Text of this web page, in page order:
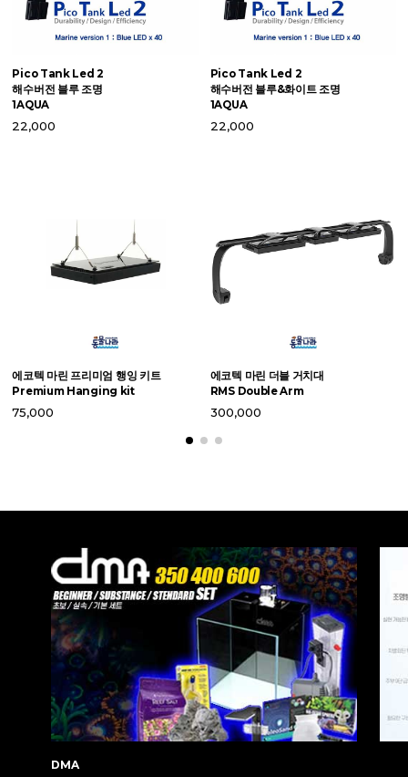
Pico Tank Led 2
해수버전 블루 조명
1AQUA
22,000
Pico Tank Led 2
해수버전 블루&화이트 조명
1AQUA
22,000
에코텍 마린 프리미엄 행잉 키트
Premium Hanging kit
75,000
에코텍 마린 더블 거치대
RMS Double Arm
300,000
DMA